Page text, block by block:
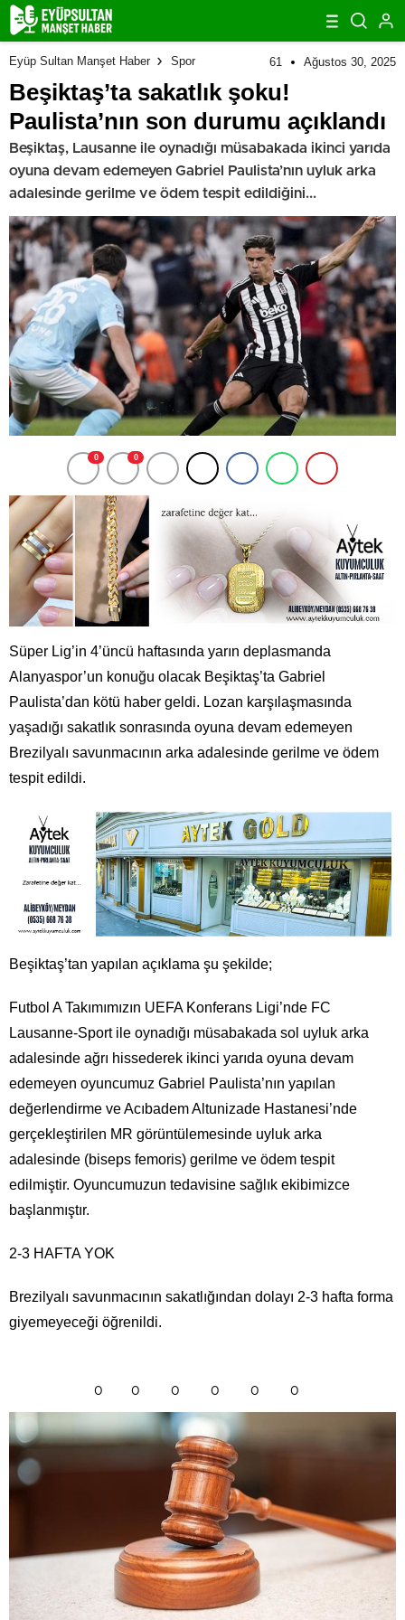
Eyüp Sultan Manşet Haber Spor 61 Ağustos 30, 2025
Beşiktaş’ta sakatlık şoku!
Paulista’nın son durumu açıklandı
Beşiktaş, Lausanne ile oynadığı müsabakada ikinci yarıda
oyuna devam edemeyen Gabriel Paulista’nın uyluk arka
adalesinde gerilme ve ödem tespit edildiğini...
0 0
Süper Lig’in 4’üncü haftasında yarın deplasmanda
Alanyaspor’un konuğu olacak Beşiktaş’ta Gabriel
Paulista’dan kötü haber geldi. Lozan karşılaşmasında
yaşadığı sakatlık sonrasında oyuna devam edemeyen
Brezilyalı savunmacının arka adalesinde gerilme ve ödem
tespit edildi.
Beşiktaş’tan yapılan açıklama şu şekilde;
Futbol A Takımımızın UEFA Konferans Ligi’nde FC
Lausanne-Sport ile oynadığı müsabakada sol uyluk arka
adalesinde ağrı hissederek ikinci yarıda oyuna devam
edemeyen oyuncumuz Gabriel Paulista’nın yapılan
değerlendirme ve Acıbadem Altunizade Hastanesi’nde
gerçekleştirilen MR görüntülemesinde uyluk arka
adalesinde (biseps femoris) gerilme ve ödem tespit
edilmiştir. Oyuncumuzun tedavisine sağlık ekibimizce
başlanmıştır.
2-3 HAFTA YOK
Brezilyalı savunmacının sakatlığından dolayı 2-3 hafta forma
giyemeyeceği öğrenildi.
0 0 0 0 0 0